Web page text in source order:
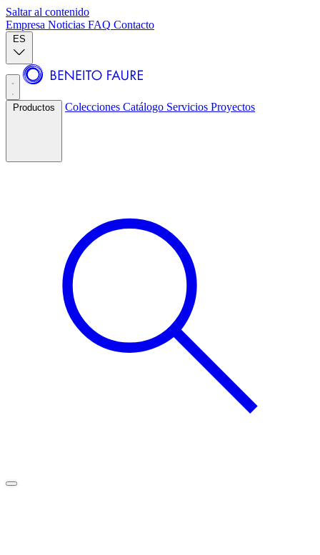
Saltar al contenido
Empresa Noticias FAQ Contacto
ES
Productos Colecciones Catálogo Servicios Proyectos